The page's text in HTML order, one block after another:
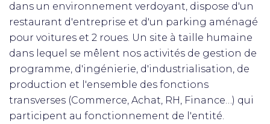
dans un environnement verdoyant, dispose d'un
restaurant d'entreprise et d'un parking aménagé
pour voitures et 2 roues. Un site à taille humaine
dans lequel se mêlent nos activités de gestion de
programme, d'ingénierie, d'industrialisation, de
production et l'ensemble des fonctions
transverses (Commerce, Achat, RH, Finance…) qui
participent au fonctionnement de l'entité.